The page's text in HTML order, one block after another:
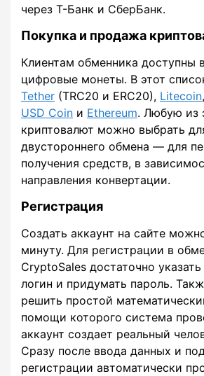
через Т-Банк и СберБанк.
Покупка и продажа
Клиентам обменника доступны
цифровые монеты. В этот
Tether (TRC20 и ERC20), Litecoin,
USD Coin и Ethereum. Любую из
криптовалют можно выбрать
двустороннего обмена — для
получения средств, в
направления конвертации.
Регистрация
Создать аккаунт на сайте
минуту. Для регистрации в
CryptoSales достаточно
логин и придумать пароль.
решить простой
помощи которого система
аккаунт создает реальный
Сразу после ввода данных и
регистрации автоматически